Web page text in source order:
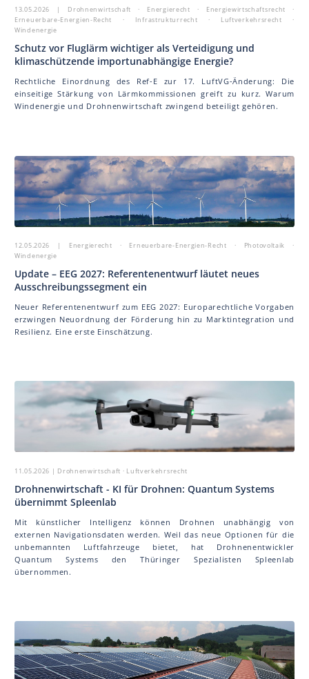
13.05.2026 | Drohnenwirtschaft · Energierecht · Energiewirtschaftsrecht ·
Erneuerbare-Energien-Recht · Infrastrukturrecht · Luftverkehrsrecht ·
Windenergie
Schutz vor Fluglärm wichtiger als Verteidigung und
klimaschützende importunabhängige Energie?
Rechtliche Einordnung des Ref-E zur 17. LuftVG-Änderung: Die
einseitige Stärkung von Lärmkommissionen greift zu kurz. Warum
Windenergie und Drohnenwirtschaft zwingend beteiligt gehören.
12.05.2026 | Energierecht · Erneuerbare-Energien-Recht · Photovoltaik ·
Windenergie
Update – EEG 2027: Referentenentwurf läutet neues
Ausschreibungssegment ein
Neuer Referentenentwurf zum EEG 2027: Europarechtliche Vorgaben
erzwingen Neuordnung der Förderung hin zu Marktintegration und
Resilienz. Eine erste Einschätzung.
11.05.2026 | Drohnenwirtschaft · Luftverkehrsrecht
Drohnenwirtschaft - KI für Drohnen: Quantum Systems
übernimmt Spleenlab
Mit künstlicher Intelligenz können Drohnen unabhängig von
externen Navigationsdaten werden. Weil das neue Optionen für die
unbemannten Luftfahrzeuge bietet, hat Drohnenentwickler
Quantum Systems den Thüringer Spezialisten Spleenlab
übernommen.